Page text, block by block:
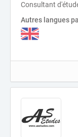
Consultant
Autres langues